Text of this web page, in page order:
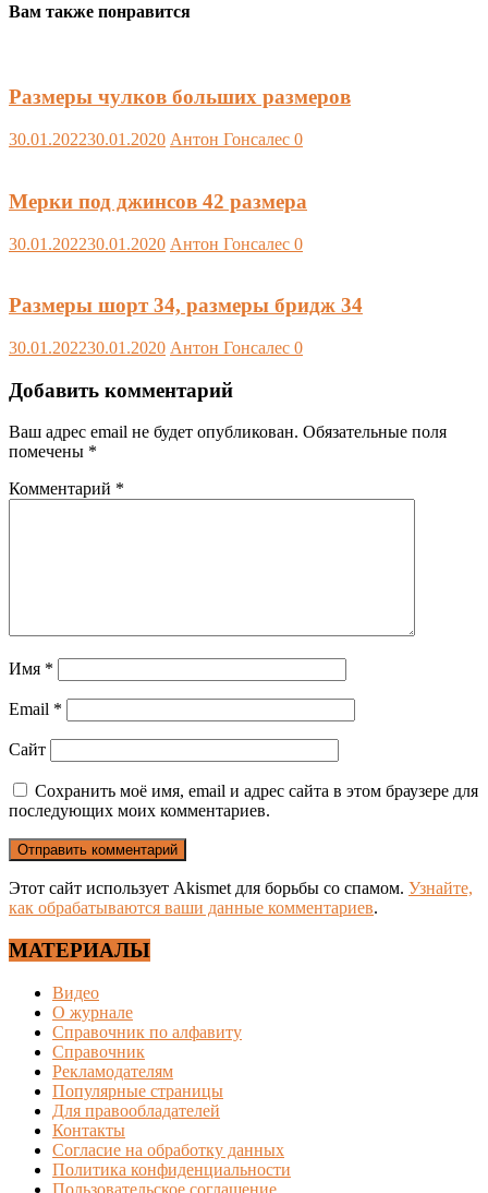
Вам также понравится
Размеры чулков больших размеров
30.01.202230.01.2020 Антон Гонсалес 0
Мерки под джинсов 42 размера
30.01.202230.01.2020 Антон Гонсалес 0
Размеры шорт 34, размеры бридж 34
30.01.202230.01.2020 Антон Гонсалес 0
Добавить комментарий
Ваш адрес email не будет опубликован. Обязательные поля
помечены *
Комментарий *
Имя *
Email *
Сайт
Сохранить моё имя, email и адрес сайта в этом браузере для
последующих моих комментариев.
Этот сайт использует Akismet для борьбы со спамом. Узнайте,
как обрабатываются ваши данные комментариев.
МАТЕРИАЛЫ
Видео
О журнале
Справочник по алфавиту
Справочник
Рекламодателям
Популярные страницы
Для правообладателей
Контакты
Согласие на обработку данных
Политика конфиденциальности
Пользовательское соглашение